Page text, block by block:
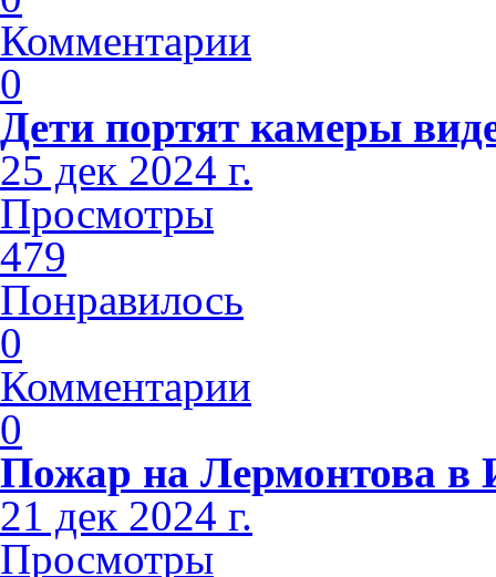
Комментарии
0
Дети портят камеры
25 дек 2024 г.
Просмотры
479
Понравилось
0
Комментарии
0
Пожар на Лермонтова в
21 дек 2024 г.
Просмотры